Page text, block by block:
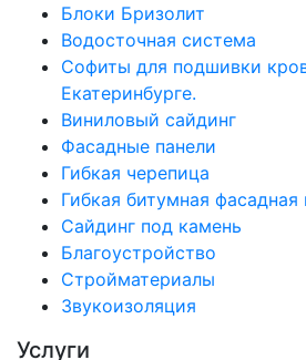
Блоки Бризолит
Водосточная система
Софиты для подшивки
Екатеринбурге.
Виниловый сайдинг
Фасадные панели
Гибкая черепица
Гибкая битумная фасадная
Сайдинг под камень
Благоустройство
Стройматериалы
Звукоизоляция
Услуги